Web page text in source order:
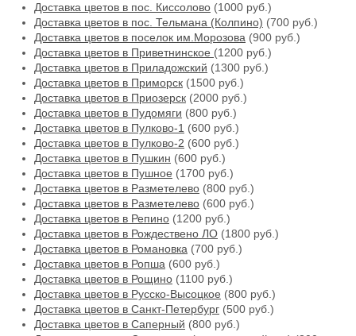
Доставка цветов в пос. Киссолово (1000 руб.)
Доставка цветов в пос. Тельмана (Колпино) (700 руб.)
Доставка цветов в поселок им.Морозова (900 руб.)
Доставка цветов в Приветнинское (1200 руб.)
Доставка цветов в Приладожский (1300 руб.)
Доставка цветов в Приморск (1500 руб.)
Доставка цветов в Приозерск (2000 руб.)
Доставка цветов в Пудомяги (800 руб.)
Доставка цветов в Пулково-1 (600 руб.)
Доставка цветов в Пулково-2 (600 руб.)
Доставка цветов в Пушкин (600 руб.)
Доставка цветов в Пушное (1700 руб.)
Доставка цветов в Разметелево (800 руб.)
Доставка цветов в Разметелево (600 руб.)
Доставка цветов в Репино (1200 руб.)
Доставка цветов в Рождествено ЛО (1800 руб.)
Доставка цветов в Романовка (700 руб.)
Доставка цветов в Ропша (600 руб.)
Доставка цветов в Рощино (1100 руб.)
Доставка цветов в Русско-Высоцкое (800 руб.)
Доставка цветов в Санкт-Петербург (500 руб.)
Доставка цветов в Саперный (800 руб.)